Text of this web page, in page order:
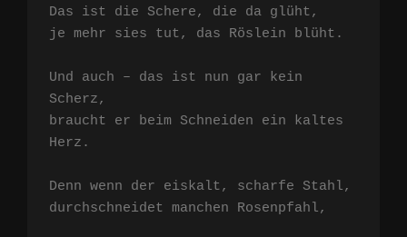
Das ist die Schere, die da glüht,
je mehr sies tut, das Röslein blüht.
Und auch – das ist nun gar kein
Scherz,
braucht er beim Schneiden ein kaltes
Herz.
Denn wenn der eiskalt, scharfe Stahl,
durchschneidet manchen Rosenpfahl,